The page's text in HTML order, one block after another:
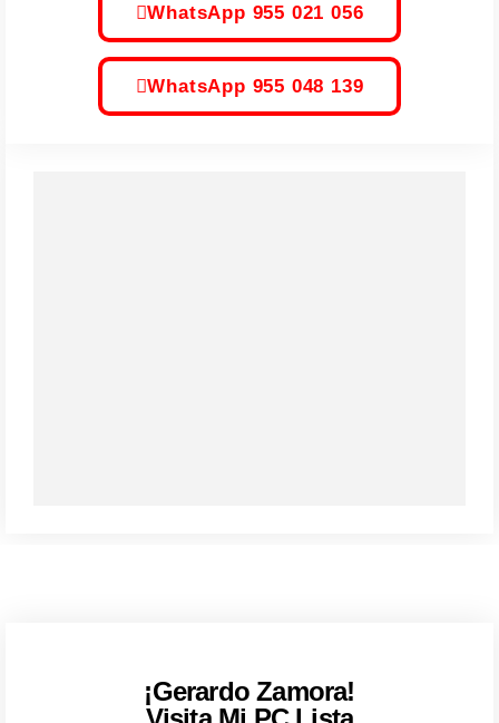
WhatsApp 955 021 056
WhatsApp 955 048 139
¡Gerardo Zamora!